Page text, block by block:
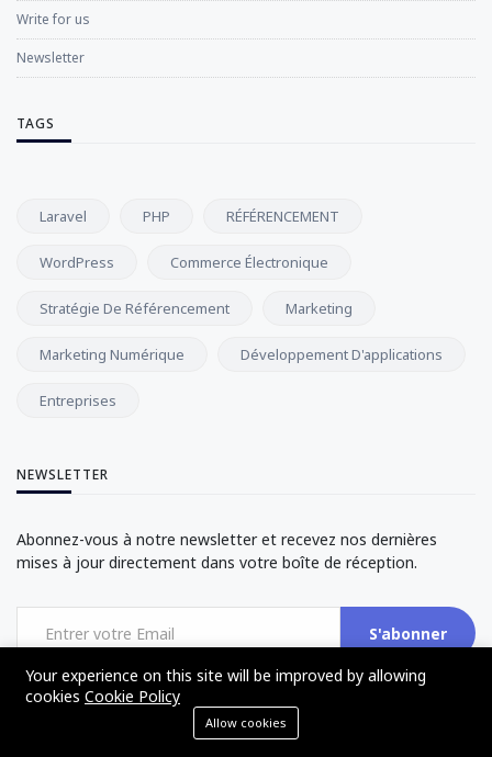
Write for us
Newsletter
TAGS
Laravel PHP RÉFÉRENCEMENT
WordPress Commerce Électronique
Stratégie De Référencement Marketing
Marketing Numérique Développement D'applications
Entreprises
NEWSLETTER
Abonnez-vous à notre newsletter et recevez nos dernières
mises à jour directement dans votre boîte de réception.
S'abonner
Your experience on this site will be improved by allowing
cookies Cookie Policy
Allow cookies